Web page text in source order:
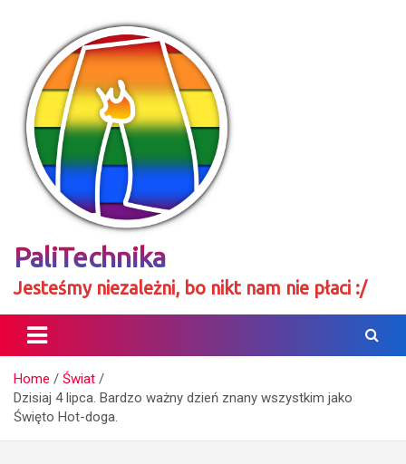
PaliTechnika
Jesteśmy niezależni, bo nikt nam nie płaci :/
Home
Świat
Dzisiaj 4 lipca. Bardzo ważny dzień znany wszystkim jako
Święto Hot-doga.